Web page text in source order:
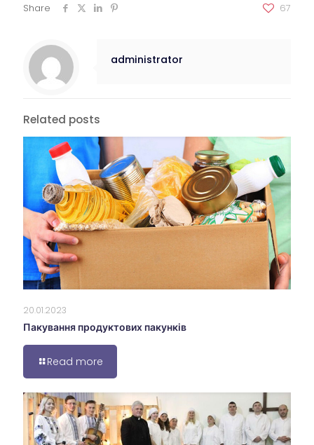
Share 67
administrator
Related posts
20.01.2023
Пакування продуктових пакунків
Read more